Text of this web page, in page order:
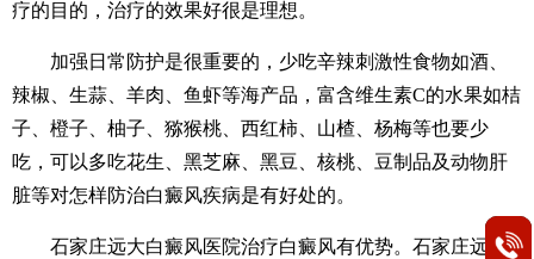
疗的目的，治疗的效果好很是理想。
加强日常防护是很重要的，少吃辛辣刺激性食物如酒、
辣椒、生蒜、羊肉、鱼虾等海产品，富含维生素C的水果如桔
子、橙子、柚子、猕猴桃、西红柿、山楂、杨梅等也要少
吃，可以多吃花生、黑芝麻、黑豆、核桃、豆制品及动物肝
脏等对怎样防治白癜风疾病是有好处的。
石家庄远大白癜风医院治疗白癜风有优势。石家庄远大